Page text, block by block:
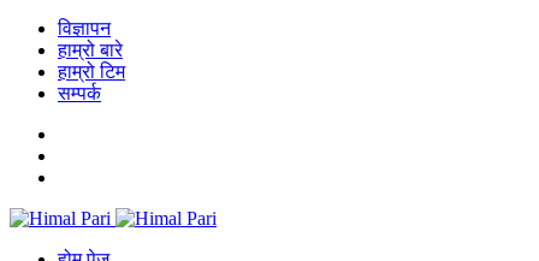
विज्ञापन
हाम्रो बारे
हाम्रो टिम
सम्पर्क